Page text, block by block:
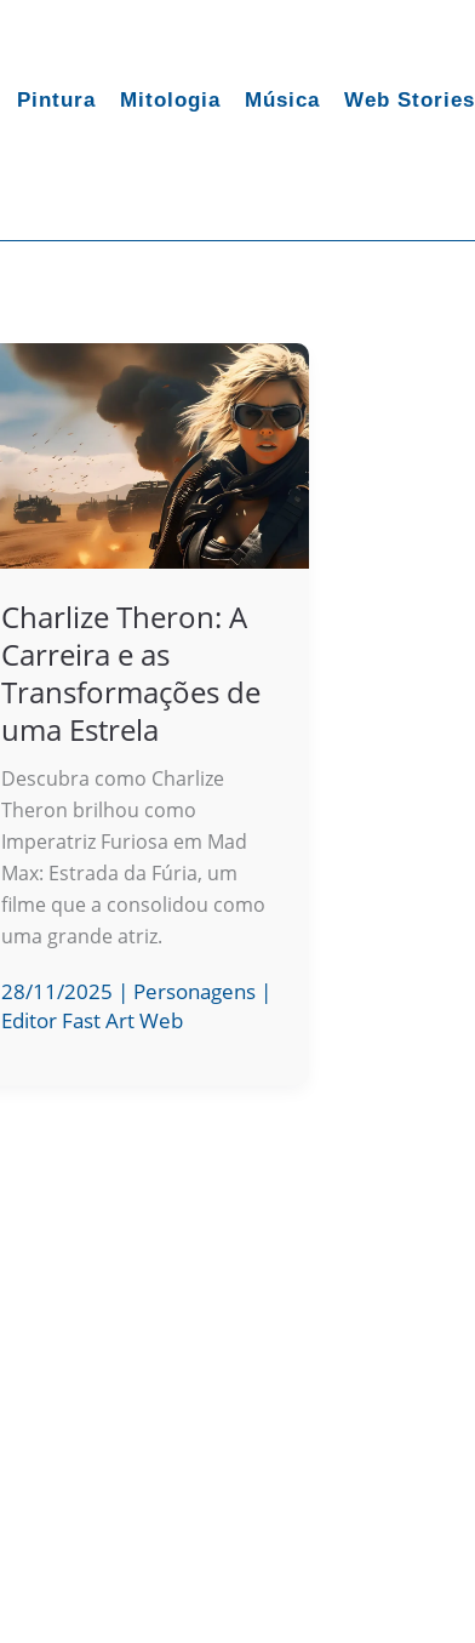
Pintura Mitologia Música Web Stories
Charlize Theron: A
Carreira e as
Transformações de
uma Estrela
Descubra como Charlize
Theron brilhou como
Imperatriz Furiosa em Mad
Max: Estrada da Fúria, um
filme que a consolidou como
uma grande atriz.
28/11/2025 | Personagens|
Editor Fast Art Web